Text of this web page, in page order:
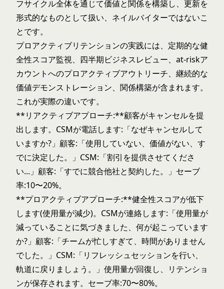
フサイクル全体を通じて価値と関係を構築し、更新を
形式的なものとして扱い、ネイルバイターではないこ
とです。
プロアクティブリテンションの実践には、定期的な健
全性スコア監視、四半期ビジネスレビュー、at-riskア
カウントへのプロアクティブアウトリーチ、継続的な
価値デモンストレーション、関係構築が含まれます。
これが実際の違いです。
**リアクティブアプローチ:**顧客がキャンセルを提
出します。CSMが電話します:「なぜキャンセルして
いますか?」顧客:「使用していない、価値がない、す
でに決定した。」CSM:「割引を提供させてくださ
い...」顧客:「すでに競合他社と契約した。」セーブ
率:10〜20%。
**プロアクティブアプローチ:**健全性スコアが低下
します(使用量が減少)。CSMが連絡します:「使用量が
減っていることに気づきました、何が起こっています
か?」顧客:「チームが忙しすぎて、時間がありません
でした。」CSM:「リフレッシュセッションを行い、
軌道に戻りましょう。」使用量が回復し、リテンショ
ンが保存されます。セーブ率:70〜80%。